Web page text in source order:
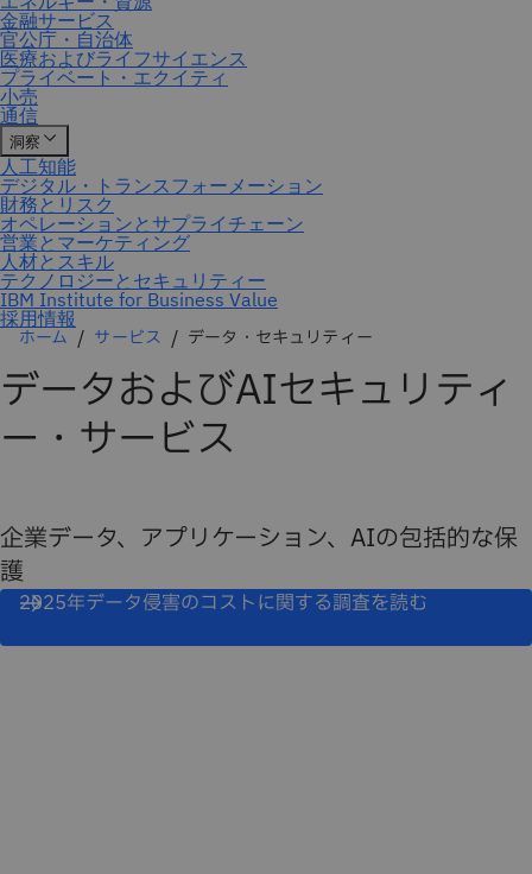
ホーム サービス データ・セキュリティー
データおよびAIセキュリティ
ー・サービス
企業データ、アプリケーション、AIの包括的な保
護
2025年データ侵害のコストに関する調査を読む